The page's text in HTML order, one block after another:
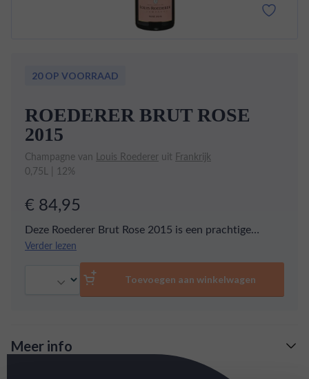
20 OP VOORRAAD
ROEDERER BRUT ROSE
2015
Champagne van Louis Roederer uit Frankrijk
0,75L | 12%
€ 84,95
Deze Roederer Brut Rose 2015 is een prachtige
expressie van Roederer's vakmanschap. Met zijn
elegante roze kleur en fijne bubbels biedt deze
champagne een verleidelijke en frisse smaakbeleving.
De blend van Chardonnay en Pinot Noir druiven
rood fruit en de lange, verfijnde afdronk.
Verder lezen
Toevoegen aan winkelwagen
Meer info